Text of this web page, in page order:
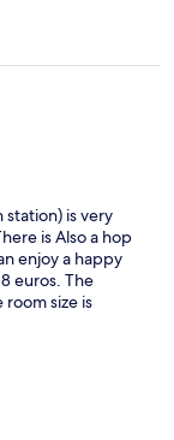
is very
is Also a hop
enjoy a happy
euros. The
size is